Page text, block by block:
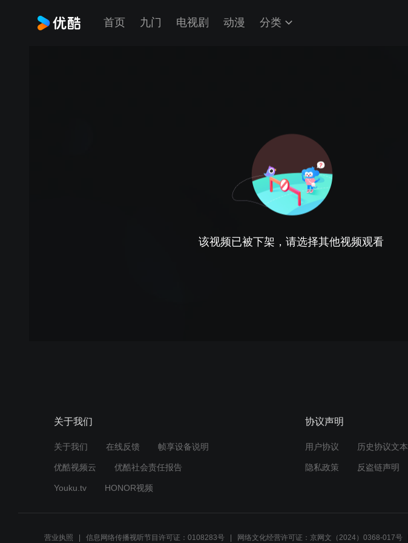
首页 九门 电视剧 动漫 分类
该视频已被下架，请选择其他视频观看
关于我们
关于我们 在线反馈 帧享设备说明
优酷视频云 优酷社会责任报告
Youku.tv HONOR视频
协议声明
用户协议 历史协议文本
隐私政策 反盗链声明
营业执照 信息网络传播视听节目许可证：0108283号 网络文化经营许可证：京网文（2024）0368-017号